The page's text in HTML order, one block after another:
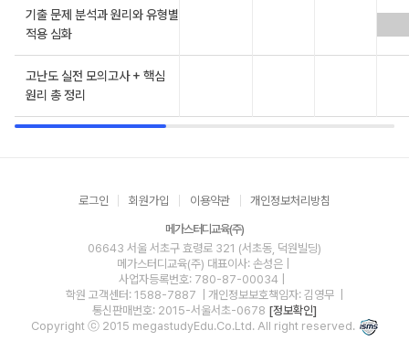
기출 문제 분석과 원리와 유형별
적용 심화
고난도 실전 모의고사 + 핵심
원리 총 정리
로그인 회원가입 이용약관 개인정보처리방침
메가스터디교육(주)
06643 서울 서초구 효령로 321 (서초동, 덕원빌딩)
메가스터디교육(주) 대표이사: 손성은 |
사업자등록번호: 780-87-00034
학원 고객센터: 1588-7887
| 개인정보보호책임자: 김영무
통신판매번호: 2015-서울서초-0678 [정보확인]
Copyright ⓒ 2015 megastudyEdu.Co.Ltd. All right reserved.